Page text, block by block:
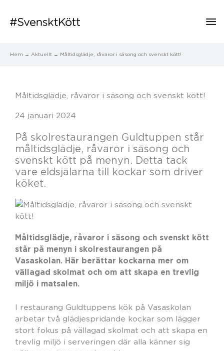
Hem Aktuellt Måltidsglädje, råvaror i säsong och svenskt kött!
Måltidsglädje, råvaror i säsong och svenskt kött!
24 januari 2024
På skolrestaurangen Guldtuppen står
måltidsglädje, råvaror i säsong och
svenskt kött på menyn. Detta tack
vare eldsjälarna till kockar som driver
köket.
Måltidsglädje, råvaror i säsong och svenskt kött
står på menyn i skolrestaurangen på
Vasaskolan. Här berättar kockarna mer om
vällagad skolmat och om att skapa en trevlig
miljö i matsalen.
I restaurang Guldtuppens kök på Vasaskolan
arbetar två glädjespridande kockar som lägger
stort fokus på vällagad skolmat och att skapa en
trevlig miljö i serveringen där alla känner sig